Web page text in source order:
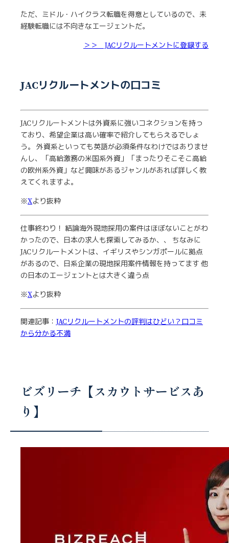
ただ、ミドル・ハイクラス転職を得意としているので、未
経験転職には不向きなエージェントだ。
＞＞ JACリクルートメントに登録する
JACリクルートメントの口コミ
JACリクルートメントは外資系に強いコネクションを持っ
ており、希望企業は高い確率で紹介してもらえるでしょ
う。 外資系といっても英語が必須条件なわけではありませ
んし、「高給激務の米国系外資」「まったりそこそこ高給
の欧州系外資」など興味があるジャンルがあれば詳しく教
えてくれますよ。
※Xより抜粋
仕事終わり！ 結論海外現地採用の案件はほぼないことがわ
かったので、日本の求人も探索してみるか、、 ちなみに
JACリクルートメントは、イギリスやシンガポールに拠点
があるので、日系企業の現地採用案件情報を持ってます 他
の日本のエージェントとは大きく違う点
※Xより抜粋
関連記事： JACリクルートメントの評判はひどい？口コミ
から分かる不満
ビズリーチ【スカウトサービスあ
り】